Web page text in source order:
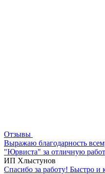
Отзывы
Выражаю благодарность
"Юрвиста" за отличную
ИП Хлыстунов
Спасибо за работу! Быстро и